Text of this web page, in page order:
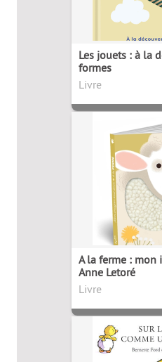
Les jouets : à la
formes
Livre
A la ferme :
Anne Letoré
Livre